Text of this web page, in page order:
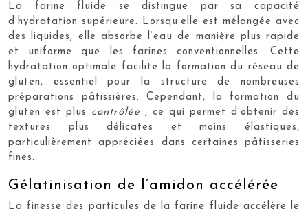
La farine fluide se distingue par sa capacité
d’hydratation supérieure. Lorsqu’elle est mélangée avec
des liquides, elle absorbe l’eau de manière plus rapide
et uniforme que les farines conventionnelles. Cette
hydratation optimale facilite la formation du réseau de
gluten, essentiel pour la structure de nombreuses
préparations pâtissières. Cependant, la formation du
gluten est plus contrôlée , ce qui permet d’obtenir des
textures plus délicates et moins élastiques,
particulièrement appréciées dans certaines pâtisseries
fines.
Gélatinisation de l’amidon accélérée
La finesse des particules de la farine fluide accélère le